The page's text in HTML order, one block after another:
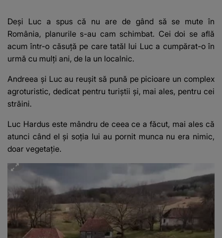
fanilor
Deși Luc a spus că nu are de gând să se mute în
România, planurile s-au cam schimbat. Cei doi se află
acum într-o căsuță pe care tatăl lui Luc a cumpărat-o în
urmă cu mulți ani, de la un localnic.
Andreea și Luc au reușit să pună pe picioare un complex
agroturistic, dedicat pentru turiștii și, mai ales, pentru cei
străini.
Luc Hardus este mândru de ceea ce a făcut, mai ales că
atunci când el și soția lui au pornit munca nu era nimic,
doar vegetație.